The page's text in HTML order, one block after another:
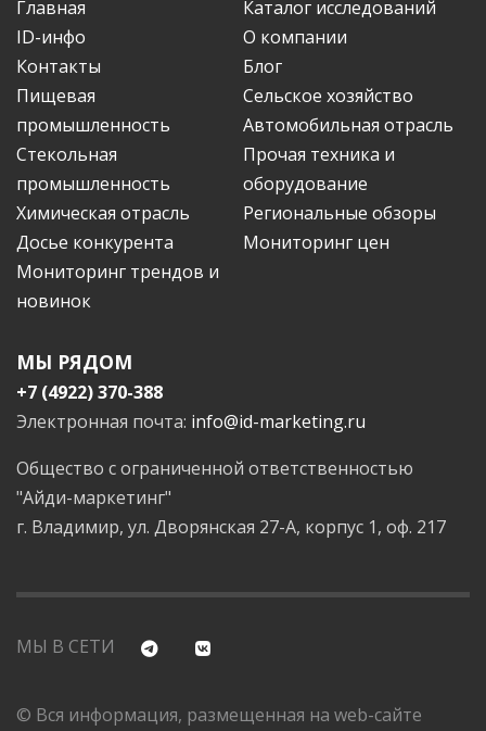
Главная
Каталог исследований
ID-инфо
О компании
Контакты
Блог
Пищевая
промышленность
Сельское хозяйство
Автомобильная отрасль
Стекольная
промышленность
Прочая техника и
оборудование
Химическая отрасль
Региональные обзоры
Досье конкурента
Мониторинг цен
Мониторинг трендов и
новинок
МЫ РЯДОМ
+7 (4922) 370-388
Электронная почта: info@id-marketing.ru
Общество с ограниченной ответственностью
"Айди-маркетинг"
г. Владимир, ул. Дворянская 27-А, корпус 1, оф. 217
МЫ В СЕТИ
© Вся информация, размещенная на web-сайте